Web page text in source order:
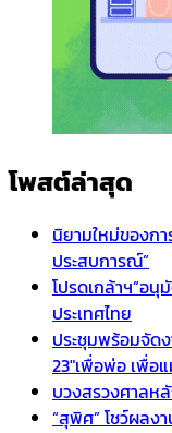
โพสต์ล่าสุด
นิยามใหม่ของก
ประสบการณ์”
โปรดเกล้าฯ”อ
ประเทศไทย
ประชุมพร้อมจัด
23″เพื่อพ่อ เพื่อ
บวงสรวงศาลห
“สุพิศ” โชว์ผลง